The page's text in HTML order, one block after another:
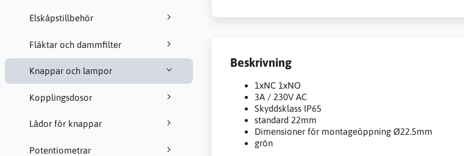
Elskåpstillbehör
Fläktar och dammfilter
Knappar och lampor
Kopplingsdosor
Lådor för knappar
Potentiometrar
Beskrivning
1xNC 1xNO
3A / 230V AC
Skyddsklass IP65
standard 22mm
Dimensioner för montageöppning Ø22.5mm
grön